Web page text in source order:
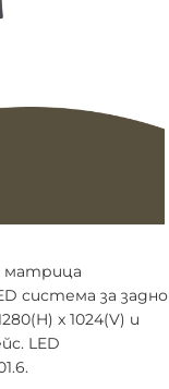
матрица
система за задно
x 1024(V) и
LED